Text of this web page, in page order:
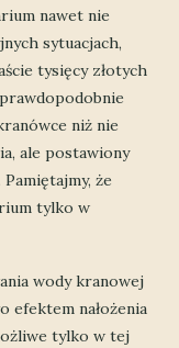
nawet nie
sytuacjach,
tysięcy złotych
niż nie
ale postawiony
że
tylko w
wody kranowej
efektem nałożenia
tylko w tej